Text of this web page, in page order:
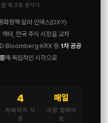
매크로 분석가
정책·달러 인덱스(DXY)·
터, 한국 주식 시장을 교차
등 1차 공공
해 독립적인 시각으로
4
커버리지 시
장
매일
시장 업데이
트